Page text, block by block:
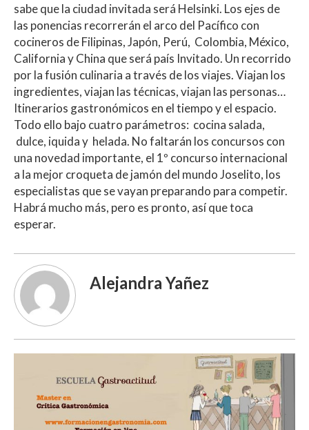
sabe que la ciudad invitada será Helsinki. Los ejes de
las ponencias recorrerán el arco del Pacífico con
cocineros de Filipinas, Japón, Perú, Colombia, México,
California y China que será país Invitado. Un recorrido
por la fusión culinaria a través de los viajes. Viajan los
ingredientes, viajan las técnicas, viajan las personas…
Itinerarios gastronómicos en el tiempo y el espacio.
Todo ello bajo cuatro parámetros: cocina salada,
dulce, iquida y helada. No faltarán los concursos con
una novedad importante, el 1º concurso internacional
a la mejor croqueta de jamón del mundo Joselito, los
especialistas que se vayan preparando para competir.
Habrá mucho más, pero es pronto, así que toca
esperar.
Alejandra Yañez